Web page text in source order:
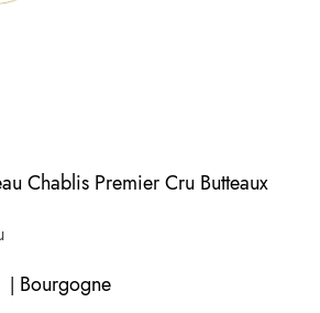
Chablis Premier Cru Butteaux
| Bourgogne